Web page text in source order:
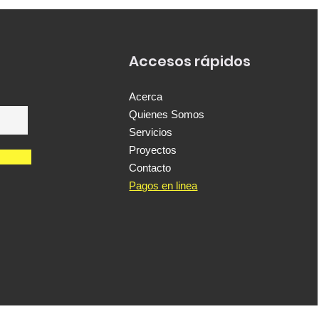
Accesos rápidos
Acerca
Quienes Somos
Servicios
Proyectos
Contacto
Pagos en linea